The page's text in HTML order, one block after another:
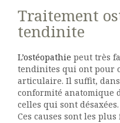
Traitement
tendinite
L’ostéopathie peut très
tendinites qui ont pour
articulaire. Il suffit,
conformité anatomique
celles qui sont désaxées.
Ces causes sont les